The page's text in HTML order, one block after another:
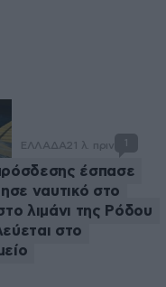
ΕΛΛΑΔΑ21 λ. πριν
έσπασε
ναυτικό στο
λιμάνι της Ρόδου
στο